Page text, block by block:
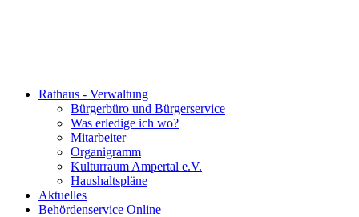
Rathaus - Verwaltung
Bürgerbüro und Bürgerservice
Was erledige ich wo?
Mitarbeiter
Organigramm
Kulturraum Ampertal e.V.
Haushaltspläne
Aktuelles
Behördenservice Online